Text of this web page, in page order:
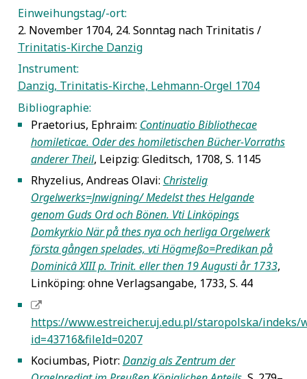
Einweihungstag/-ort:
2. November 1704, 24. Sonntag nach Trinitatis /
Trinitatis-Kirche Danzig
Instrument:
Danzig, Trinitatis-Kirche, Lehmann-Orgel 1704
Bibliographie:
5 Praetorius, Ephraim: Continuatio Bibliothecae
homileticae. Oder des homiletischen Bücher-Vorraths
anderer Theil, Leipzig: Gleditsch, 1708, S. 1145
5 Rhyzelius, Andreas Olavi: Christelig
Orgelwerks=Jnwigning/ Medelst thes Helgande
genom Guds Ord och Bönen. Vti Linköpings
Domkyrkio När på thes nya och herliga Orgelwerk
första gången spelades, vti Högmeßo=Predikan på
Dominicâ XIII p. Trinit. eller then 19 Augusti år 1733,
Linköping: ohne Verlagsangabe, 1733, S. 44
5
https://www.estreicher.uj.edu.pl/staropolska/indeks/
id=43716&fileId=0207
5 Kociumbas, Piotr: Danzig als Zentrum der